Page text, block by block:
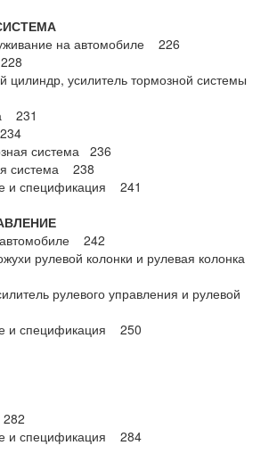
на автомобиле 226
цилиндр, усилитель тормозной системы
231
система 236
система 238
и спецификация 241
242
рулевой колонки и рулевая колонка
рулевого управления и рулевой
и спецификация 250
и спецификация 284